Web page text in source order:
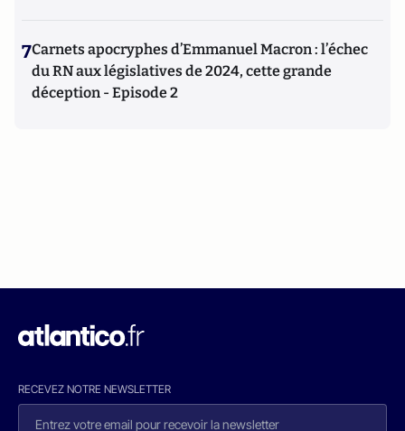
7Carnets apocryphes d’Emmanuel Macron : l’échec
du RN aux législatives de 2024, cette grande
déception - Episode 2
RECEVEZ NOTRE NEWSLETTER